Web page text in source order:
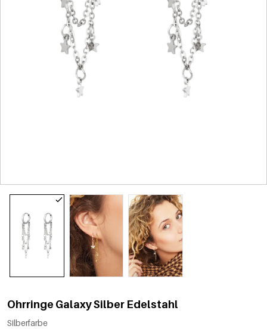
Ohrringe Galaxy Silber Edelstahl
Silberfarbe